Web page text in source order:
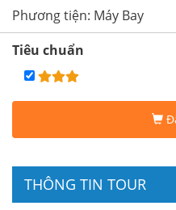
Phương tiện: Máy Bay
Tiêu chuẩn
THÔNG TIN TOUR